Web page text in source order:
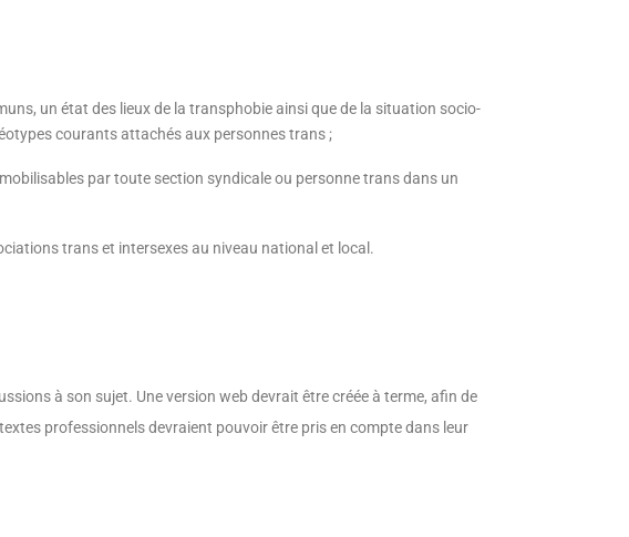
un état des lieux de la transphobie ainsi que de la situation socio-
courants attachés aux personnes trans ;
par toute section syndicale ou personne trans dans un
trans et intersexes au niveau national et local.
à son sujet. Une version web devrait être créée à terme, afin de
professionnels devraient pouvoir être pris en compte dans leur